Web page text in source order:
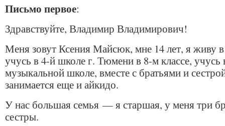
Письмо первое:
Здравствуйте, Владимир Владимирович!
Меня зовут Ксения Майсюк, мне 14 лет, я живу
учусь в 4-й школе г. Тюмени в 8-м классе, учусь
музыкальной школе, вместе с братьями и
занимается еще и айкидо.
У нас большая семья — я старшая, у меня три
сестры.